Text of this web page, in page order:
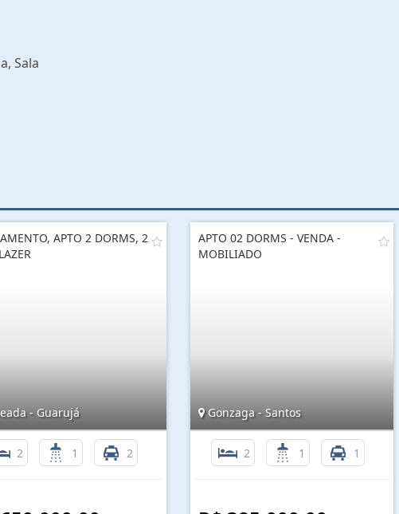
Sala
APTO 2 DORMS, 2
- Guarujá
2 1 2
APTO 02 DORMS - VENDA -
MOBILIADO
Gonzaga - Santos
2 1 1